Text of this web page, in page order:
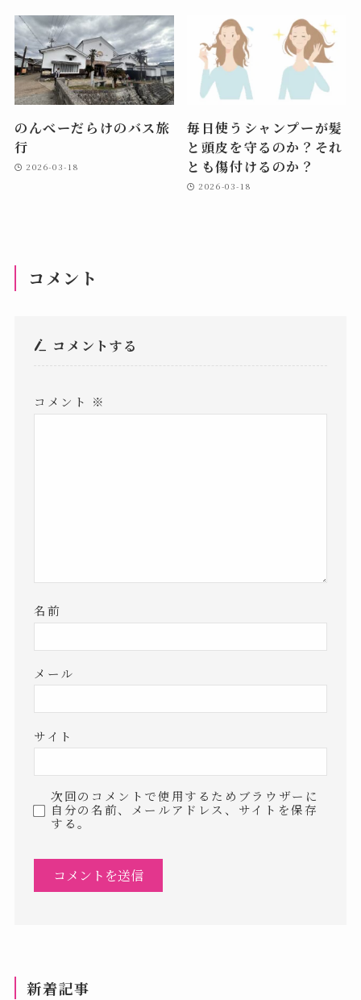
のんべーだらけのバス旅
行
2026-03-18
毎日使うシャンプーが髪
と頭皮を守るのか？それ
とも傷付けるのか？
2026-03-18
コメント
コメントする
コメント ※
名前
メール
サイト
次回のコメントで使用するためブラウザーに
自分の名前、メールアドレス、サイトを保存
する。
新着記事